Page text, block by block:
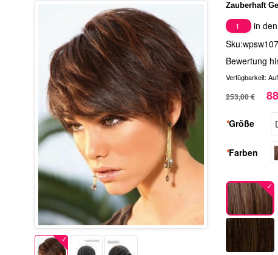
Zauberhaft
1
in
Bewertung
Verfügbarkeit:
253,00 €
*Größe
*Farben